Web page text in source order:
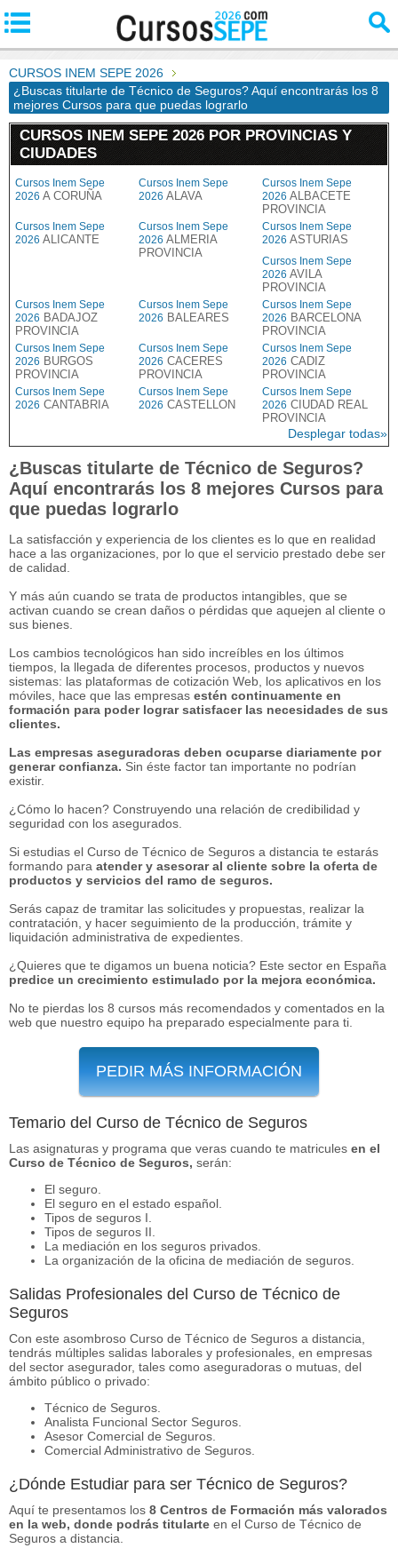
CURSOS INEM SEPE 2026
¿Buscas titularte de Técnico de Seguros? Aquí encontrarás los 8
mejores Cursos para que puedas lograrlo
CURSOS INEM SEPE 2026 POR PROVINCIAS Y
CIUDADES
Cursos Inem Sepe
2026 A CORUÑA
Cursos Inem Sepe
2026 ALAVA
Cursos Inem Sepe
2026 ALBACETE
PROVINCIA
Cursos Inem Sepe
2026 ALICANTE
Cursos Inem Sepe
2026 ALMERIA
PROVINCIA
Cursos Inem Sepe
2026 ASTURIAS
Cursos Inem Sepe
2026 AVILA
PROVINCIA
Cursos Inem Sepe
2026 BADAJOZ
PROVINCIA
Cursos Inem Sepe
2026 BALEARES
Cursos Inem Sepe
2026 BARCELONA
PROVINCIA
Cursos Inem Sepe
2026 BURGOS
PROVINCIA
Cursos Inem Sepe
2026 CACERES
PROVINCIA
Cursos Inem Sepe
2026 CADIZ
PROVINCIA
Cursos Inem Sepe
2026 CANTABRIA
Cursos Inem Sepe
2026 CASTELLON
Cursos Inem Sepe
2026 CIUDAD REAL
PROVINCIA
Desplegar todas»
¿Buscas titularte de Técnico de Seguros?
Aquí encontrarás los 8 mejores Cursos para
que puedas lograrlo
La satisfacción y experiencia de los clientes es lo que en realidad
hace a las organizaciones, por lo que el servicio prestado debe ser
de calidad.
Y más aún cuando se trata de productos intangibles, que se
activan cuando se crean daños o pérdidas que aquejen al cliente o
sus bienes.
Los cambios tecnológicos han sido increíbles en los últimos
tiempos, la llegada de diferentes procesos, productos y nuevos
sistemas: las plataformas de cotización Web, los aplicativos en los
móviles, hace que las empresas estén continuamente en
formación para poder lograr satisfacer las necesidades de sus
clientes.
Las empresas aseguradoras deben ocuparse diariamente por
generar confianza. Sin éste factor tan importante no podrían
existir.
¿Cómo lo hacen? Construyendo una relación de credibilidad y
seguridad con los asegurados.
Si estudias el Curso de Técnico de Seguros a distancia te estarás
formando para atender y asesorar al cliente sobre la oferta de
productos y servicios del ramo de seguros.
Serás capaz de tramitar las solicitudes y propuestas, realizar la
contratación, y hacer seguimiento de la producción, trámite y
liquidación administrativa de expedientes.
¿Quieres que te digamos un buena noticia? Este sector en España
predice un crecimiento estimulado por la mejora económica.
No te pierdas los 8 cursos más recomendados y comentados en la
web que nuestro equipo ha preparado especialmente para ti.
PEDIR MÁS INFORMACIÓN
Temario del Curso de Técnico de Seguros
Las asignaturas y programa que veras cuando te matricules en el
Curso de Técnico de Seguros, serán:
El seguro.
El seguro en el estado español.
Tipos de seguros I.
Tipos de seguros II.
La mediación en los seguros privados.
La organización de la oficina de mediación de seguros.
Salidas Profesionales del Curso de Técnico de
Seguros
Con este asombroso Curso de Técnico de Seguros a distancia,
tendrás múltiples salidas laborales y profesionales, en empresas
del sector asegurador, tales como aseguradoras o mutuas, del
ámbito público o privado:
Técnico de Seguros.
Analista Funcional Sector Seguros.
Asesor Comercial de Seguros.
Comercial Administrativo de Seguros.
¿Dónde Estudiar para ser Técnico de Seguros?
Aquí te presentamos los 8 Centros de Formación más valorados
en la web, donde podrás titularte en el Curso de Técnico de
Seguros a distancia.